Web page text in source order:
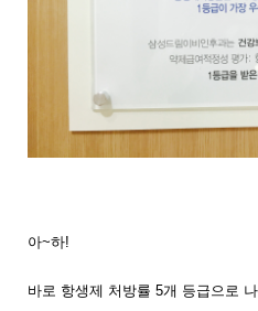
아~하!
바로 항생제 처방률 5개 등급으로